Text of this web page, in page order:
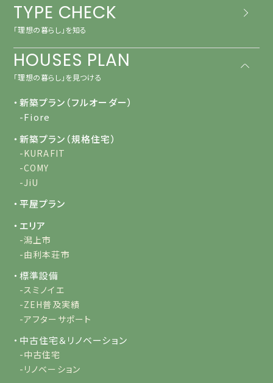
TYPE CHECK
「理想の暮らし」を知る
HOUSES PLAN
「理想の暮らし」を見つける
・新築プラン（フルオーダー）
-Fiore
・新築プラン（規格住宅）
-KURAFIT
-COMY
-JiU
・平屋プラン
・エリア
-潟上市
-由利本荘市
・標準設備
-スミノイエ
-ZEH普及実績
-アフターサポート
・中古住宅＆リノベーション
-中古住宅
-リノベーション